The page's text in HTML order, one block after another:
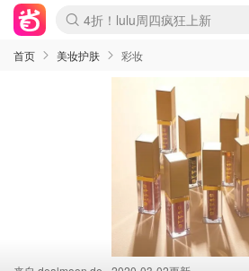
Boticinal 夏促开抢！
4折！lulu周四疯狂上新
还没结束！&OtherStories大促
Joybuy变相75折 随时失效
速领！Stanley独家85折
疑似霸哥！Camper额外叠85折
Zalando 奥莱闪促！每日更新
Moncler反季囤！5折起+叠9折
Coach Brooklyn仅€192
首页 美妆护肤 彩妆